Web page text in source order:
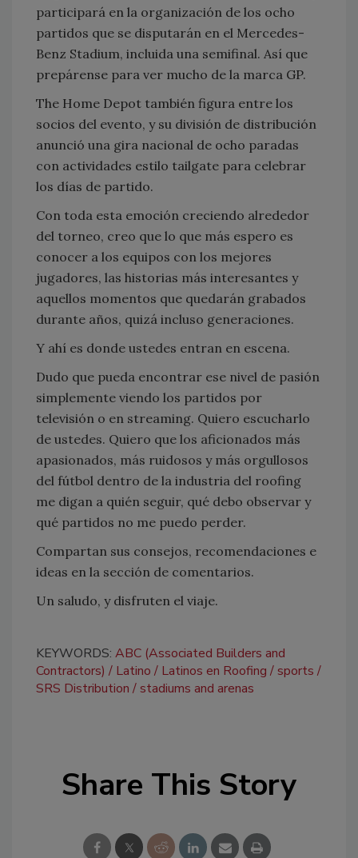
participará en la organización de los ocho
partidos que se disputarán en el Mercedes-
Benz Stadium, incluida una semifinal. Así que
prepárense para ver mucho de la marca GP.
The Home Depot también figura entre los
socios del evento, y su división de distribución
anunció una gira nacional de ocho paradas
con actividades estilo tailgate para celebrar
los días de partido.
Con toda esta emoción creciendo alrededor
del torneo, creo que lo que más espero es
conocer a los equipos con los mejores
jugadores, las historias más interesantes y
aquellos momentos que quedarán grabados
durante años, quizá incluso generaciones.
Y ahí es donde ustedes entran en escena.
Dudo que pueda encontrar ese nivel de pasión
simplemente viendo los partidos por
televisión o en streaming. Quiero escucharlo
de ustedes. Quiero que los aficionados más
apasionados, más ruidosos y más orgullosos
del fútbol dentro de la industria del roofing
me digan a quién seguir, qué debo observar y
qué partidos no me puedo perder.
Compartan sus consejos, recomendaciones e
ideas en la sección de comentarios.
Un saludo, y disfruten el viaje.
KEYWORDS: ABC (Associated Builders and
Contractors)
Latino Latinos en Roofing
sports
SRS Distribution
stadiums and arenas
Share This Story